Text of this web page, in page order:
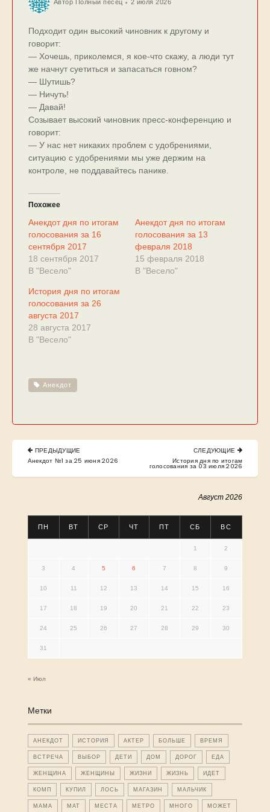
Автор Полный песец 2 июля 2026
Подходит один высокий чиновник к другому и
говорит:
— Хочешь, приколемся, я кое-что скажу, а люди тут
же начнут суетиться и запасаться говном?
— Шутишь?
— Ничуть!
— Давай!
Созывает высокий чиновник пресс-конференцию и
говорит:
— У нас нет никаких проблем с удобрениями,
ситуацию с удобрениями мы уже держим на
контроле, не поддавайтесь панике.
Похожее
Анекдот дня по итогам
голосования за 16
сентября 2017
18 сентября 2017
В "Весело"
Анекдот дня по итогам
голосования за 13
февраля 2018
15 февраля 2018
В "Весело"
История дня по итогам
голосования за 26
августа 2017
28 августа 2017
В "Весело"
Анекдот
Навигация
записям
ПРЕДЫДУЩИЕ
PREVIOUS
POST:
Анекдот №1 за 25 июня 2026
СЛЕДУЮЩИЕ
POST:
История дня по итогам
голосования за 03 июля 2026
Август 2026
ПН ВТ СР ЧТ ПТ СБ ВС
1 2
3 4 5 6 7 8 9
10 11 12 13 14 15 16
17 18 19 20 21 22 23
24 25 26 27 28 29 30
31
« Июл
Метки
АНЕКДОТ ИСТОРИЯ АКТЕР БОЛЬШЕ ВРЕМЯ
ВСТРЕЧА ВЫБОР ДЕТИ ДОМ ДОРОГ ЕДА
ЖЕНЩИНА ЖЕНЩИНЫ ЖИЗНИ ЖИЗНЬ ИДЕТ
КОМП КУПИЛ ЛОСЬ МАГАЗИН МАЛЬЧИК
МАМА МАТ МЕСТА МЕТРО МНОГО МОЖЕТ